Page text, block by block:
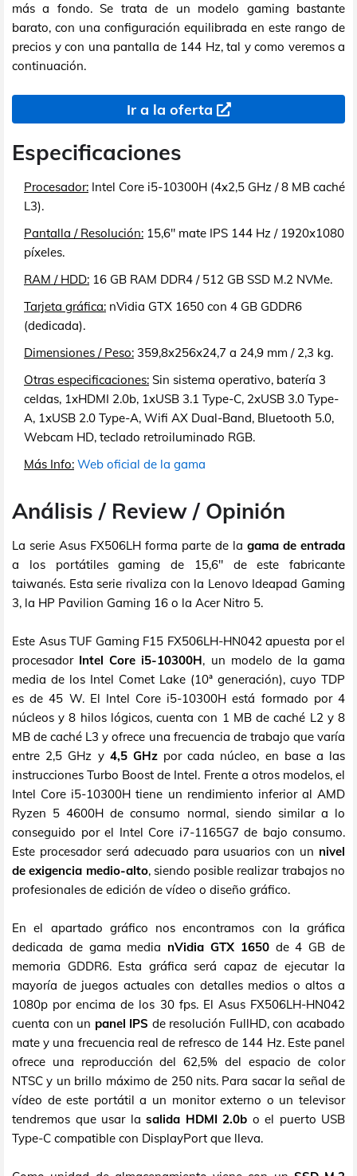
más a fondo. Se trata de un modelo gaming bastante
barato, con una configuración equilibrada en este rango de
precios y con una pantalla de 144 Hz, tal y como veremos a
continuación.
Ir a la oferta
Especificaciones
Procesador: Intel Core i5-10300H (4x2,5 GHz / 8 MB caché
L3).
Pantalla / Resolución: 15,6" mate IPS 144 Hz / 1920x1080
píxeles.
RAM / HDD: 16 GB RAM DDR4 / 512 GB SSD M.2 NVMe.
Tarjeta gráfica: nVidia GTX 1650 con 4 GB GDDR6
(dedicada).
Dimensiones / Peso: 359,8x256x24,7 a 24,9 mm / 2,3 kg.
Otras especificaciones: Sin sistema operativo, batería 3
celdas, 1xHDMI 2.0b, 1xUSB 3.1 Type-C, 2xUSB 3.0 Type-
A, 1xUSB 2.0 Type-A, Wifi AX Dual-Band, Bluetooth 5.0,
Webcam HD, teclado retroiluminado RGB.
Más Info: Web oficial de la gama
Análisis / Review / Opinión
La serie Asus FX506LH forma parte de la gama de entrada
a los portátiles gaming de 15,6" de este fabricante
taiwanés. Esta serie rivaliza con la Lenovo Ideapad Gaming
3, la HP Pavilion Gaming 16 o la Acer Nitro 5.
Este Asus TUF Gaming F15 FX506LH-HN042 apuesta por el
procesador Intel Core i5-10300H, un modelo de la gama
media de los Intel Comet Lake (10ª generación), cuyo TDP
es de 45 W. El Intel Core i5-10300H está formado por 4
núcleos y 8 hilos lógicos, cuenta con 1 MB de caché L2 y 8
MB de caché L3 y ofrece una frecuencia de trabajo que varía
entre 2,5 GHz y 4,5 GHzpor cada núcleo, en base a las
instrucciones Turbo Boost de Intel. Frente a otros modelos, el
Intel Core i5-10300H tiene un rendimiento inferior al AMD
Ryzen 5 4600H de consumo normal, siendo similar a lo
conseguido por el Intel Core i7-1165G7 de bajo consumo.
Este procesador será adecuado para usuarios con un nivel
de exigencia medio-alto, siendo posible realizar trabajos no
profesionales de edición de vídeo o diseño gráfico.
En el apartado gráfico nos encontramos con la gráfica
dedicada de gama media nVidia GTX 1650de 4 GB de
memoria GDDR6. Esta gráfica será capaz de ejecutar la
mayoría de juegos actuales con detalles medios o altos a
1080p por encima de los 30 fps. El Asus FX506LH-HN042
cuenta con un panel IPS de resolución FullHD, con acabado
mate y una frecuencia real de refresco de 144 Hz. Este panel
ofrece una reproducción del 62,5% del espacio de color
NTSC y un brillo máximo de 250 nits. Para sacar la señal de
vídeo de este portátil a un monitor externo o un televisor
tendremos que usar la salida HDMI 2.0b o el puerto USB
Type-C compatible con DisplayPort que lleva.